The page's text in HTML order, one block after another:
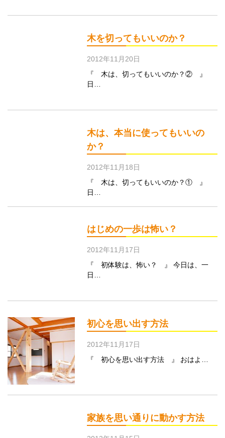
木を切ってもいいのか？
2012年11月20日
『 木は、切ってもいいのか？② 』
日…
木は、本当に使ってもいいの
か？
2012年11月18日
『 木は、切ってもいいのか？① 』
日…
はじめの一歩は怖い？
2012年11月17日
『 初体験は、怖い？ 』 今日は、一
日…
初心を思い出す方法
2012年11月17日
『 初心を思い出す方法 』 おはよ…
家族を思い通りに動かす方法